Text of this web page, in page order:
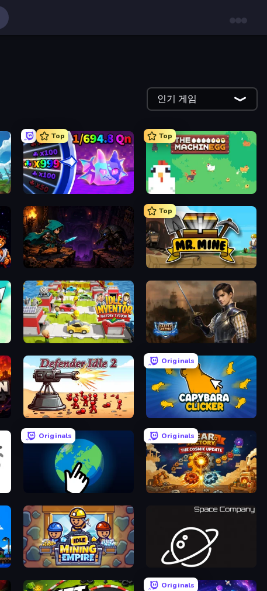
인기 게임
Firestone – Idle Clicker Online RPG
Top
Meeland.io
Top
The MachinEGG
Dungeon Descent
Top
Mr. Mine
Idle Inventor Battle Arena
Defender Idle 2
Originals
Capybara Clicker
Originals
Planet Clicker 2
Originals
Gear Factory
Idle Mining Empire Space Company
Originals